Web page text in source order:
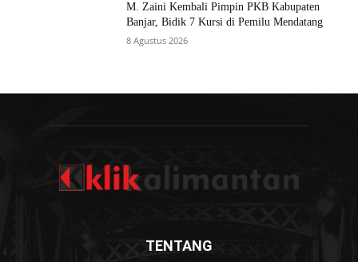
M. Zaini Kembali Pimpin PKB Kabupaten
Banjar, Bidik 7 Kursi di Pemilu Mendatang
8 Agustus 2026
TENTANG